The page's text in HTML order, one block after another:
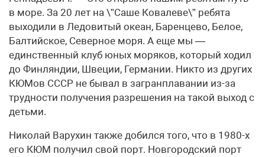
в море. За 20 лет на \”Саше Ковалеве\” ребята
выходили в Ледовитый океан, Баренцево, Белое,
Балтийское, Северное моря. А еще мы —
единственный клуб юных моряков, который ходил
до Финляндии, Швеции, Германии. Никто из других
КЮМов СССР не бывал в загранплавании из-за
трудности получения разрешения на такой выход с
детьми.
Николай Варухин также добился того, что в 1980-х
его КЮМ получил свой порт. Новгородский порт